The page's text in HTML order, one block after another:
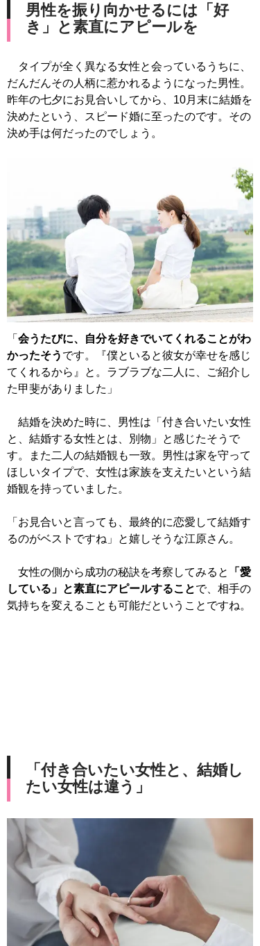
男性を振り向かせるには「好
き」と素直にアピールを
タイプが全く異なる女性と会っているうちに、
だんだんその人柄に惹かれるようになった男性。
昨年の七夕にお見合いしてから、10月末に結婚を
決めたという、スピード婚に至ったのです。その
決め手は何だったのでしょう。
「 会うたびに、自分を好きでいてくれることがわ
かったそう です。『僕といると彼女が幸せを感じ
てくれるから』と。ラブラブな二人に、ご紹介し
た甲斐がありました」
結婚を決めた時に、男性は「付き合いたい女性
と、結婚する女性とは、別物」と感じたそうで
す。また二人の結婚観も一致。男性は家を守って
ほしいタイプで、女性は家族を支えたいという結
婚観を持っていました。
「お見合いと言っても、最終的に恋愛して結婚す
るのがベストですね」と嬉しそうな江原さん。
女性の側から成功の秘訣を考察してみると
「愛
している」と素直にアピールすることで、相手の
気持ちを変えることも可能だということですね。
「付き合いたい女性と、結婚し
たい女性は違う」